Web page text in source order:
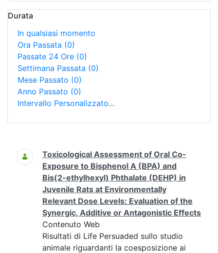
Durata
In qualsiasi momento
Ora Passata (0)
Passate 24 Ore (0)
Settimana Passata (0)
Mese Passato (0)
Anno Passato (0)
Intervallo Personalizzato…
Ricerca
Toxicological Assessment of Oral Co-
Exposure to Bisphenol A (BPA) and
Bis(2-ethylhexyl) Phthalate (DEHP) in
Juvenile Rats at Environmentally
Relevant Dose Levels: Evaluation of the
Synergic, Additive or Antagonistic Effects
Contenuto Web
Risultati di Life Persuaded sullo studio
animale riguardanti la coesposizione ai